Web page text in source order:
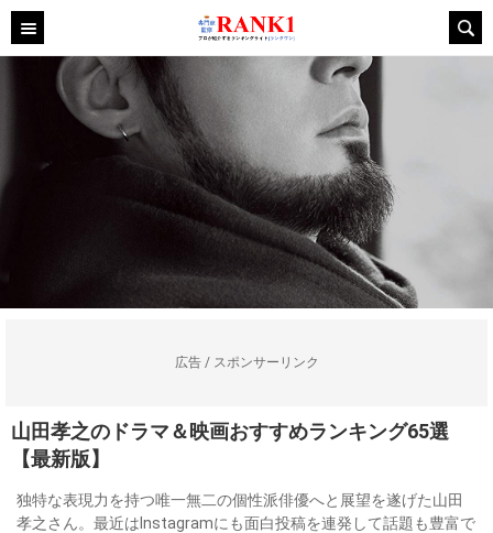
広告 / スポンサーリンク
山田孝之のドラマ＆映画おすすめランキング65選
【最新版】
独特な表現力を持つ唯一無二の個性派俳優へと展望を遂げた山田
孝之さん。最近はInstagramにも面白投稿を連発して話題も豊富で